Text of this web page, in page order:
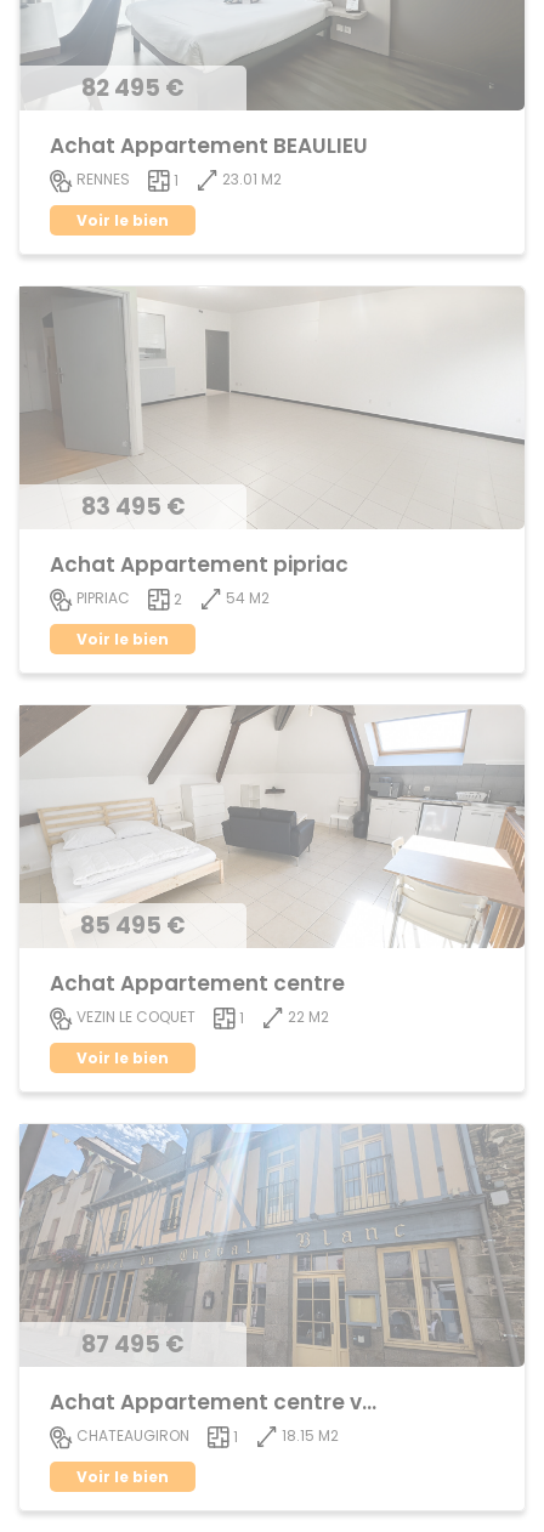
82 495 €
Achat Appartement BEAULIEU
RENNES 1
23.01 M2
Voir le bien
83 495 €
Achat Appartement pipriac
PIPRIAC 2
54 M2
Voir le bien
85 495 €
Achat Appartement centre
VEZIN LE COQUET 1
22 M2
Voir le bien
87 495 €
Achat Appartement centre ville
CHATEAUGIRON 1
18.15 M2
Voir le bien